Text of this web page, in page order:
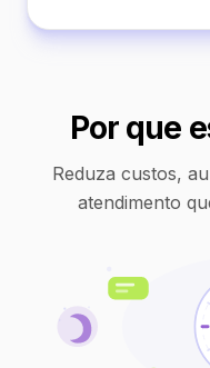
Por que
Reduza custos,
atendimento